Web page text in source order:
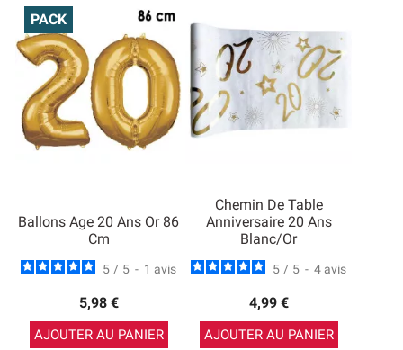
Ballons Age 20 Ans Or 86
Cm
5 / 5 - 1 avis
5,98 €
AJOUTER AU PANIER
PACK
Chemin De Table
Anniversaire 20 Ans
Blanc/Or
5 / 5 - 4 avis
4,99 €
AJOUTER AU PANIER